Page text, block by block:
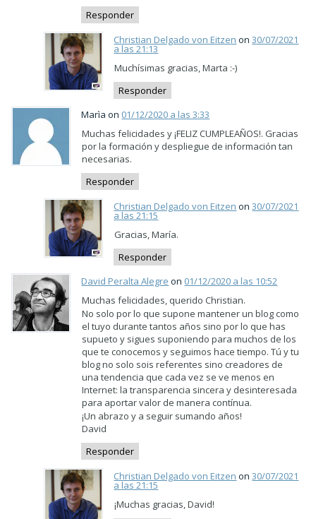
Responder
Christian Delgado von Eitzen on30/07/2021
a las 21:13
Muchísimas gracias, Marta :-)
Responder
Marìa on 01/12/2020 a las 3:33
Muchas felicidades y ¡FELIZ CUMPLEAÑOS!. Gracias
por la formación y despliegue de información tan
necesarias.
Responder
Christian Delgado von Eitzen on30/07/2021
a las 21:15
Gracias, María.
Responder
David Peralta Alegre on 01/12/2020 a las 10:52
Muchas felicidades, querido Christian.
No solo por lo que supone mantener un blog como
el tuyo durante tantos años sino por lo que has
supueto y sigues suponiendo para muchos de los
que te conocemos y seguimos hace tiempo. Tú y tu
blog no solo sois referentes sino creadores de
una tendencia que cada vez se ve menos en
Internet: la transparencia sincera y desinteresada
para aportar valor de manera contínua.
¡Un abrazo y a seguir sumando años!
David
Responder
Christian Delgado von Eitzen on30/07/2021
a las 21:15
¡Muchas gracias, David!